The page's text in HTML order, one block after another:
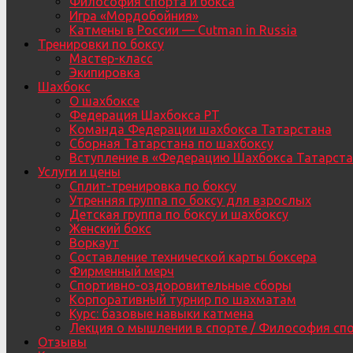
Игра «Мордобойния»
Катмены в России — Cutman in Russia
Тренировки по боксу
Мастер-класс
Экипировка
Шахбокс
О шахбоксе
Федерация Шахбокса РТ
Команда Федерации шахбокса Татарстана
Сборная Татарстана по шахбоксу
Вступление в «Федерацию Шахбокса
Услуги и цены
Сплит-тренировка по боксу
Утренняя группа по боксу для взрослых
Детская группа по боксу и шахбоксу
Женский бокс
Воркаут
Составление технической карты боксера
Фирменный мерч
Спортивно-оздоровительные сборы
Корпоративный турнир по шахматам
Курс: базовые навыки катмена
Лекция о мышлении в спорте / Философия
Отзывы